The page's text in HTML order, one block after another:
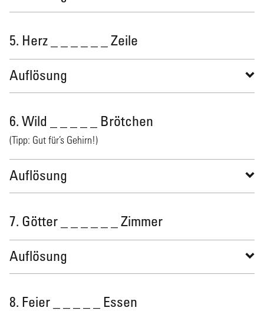
5. Herz _ _ _ _ _ _ Zeile
Auflösung
6. Wild _ _ _ _ _ Brötchen
(Tipp: Gut für’s Gehirn!)
Auflösung
7. Götter _ _ _ _ _ _ Zimmer
Auflösung
8. Feier _ _ _ _ _ Essen